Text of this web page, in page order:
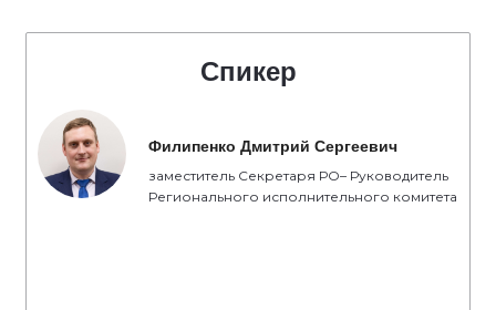
Спикер
Филипенко Дмитрий Сергеевич
заместитель Секретаря РО– Руководитель
Регионального исполнительного комитета